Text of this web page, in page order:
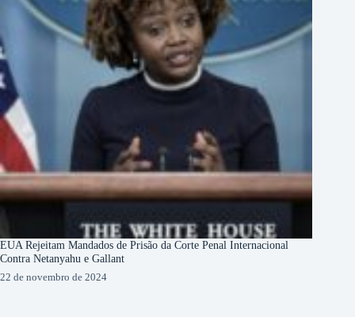
EUA Rejeitam Mandados de Prisão da Corte Penal Internacional
Contra Netanyahu e Gallant
22 de novembro de 2024